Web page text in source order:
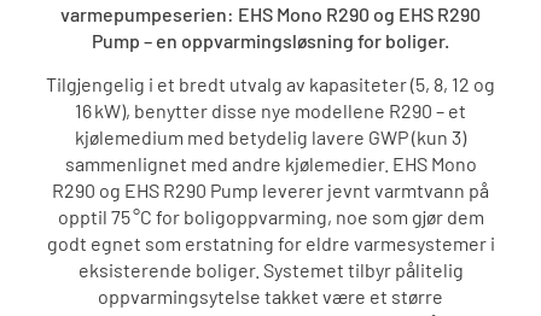
varmepumpeserien: EHS Mono R290 og EHS R290
Pump – en oppvarmingsløsning for boliger.
Tilgjengelig i et bredt utvalg av kapasiteter (5, 8, 12 og
16 kW), benytter disse nye modellene R290 – et
kjølemedium med betydelig lavere GWP (kun 3)
sammenlignet med andre kjølemedier. EHS Mono
R290 og EHS R290 Pump leverer jevnt varmtvann på
opptil 75 °C for boligoppvarming, noe som gjør dem
godt egnet som erstatning for eldre varmesystemer i
eksisterende boliger. Systemet tilbyr pålitelig
oppvarmingsytelse takket være et større